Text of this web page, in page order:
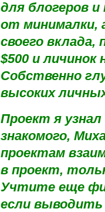
для блогеров
от минималки,
своего
$500 и личинок
Собственно
высоких
Проект я
знакомого,
проектам
в проект,
Учтите еще
если выводить